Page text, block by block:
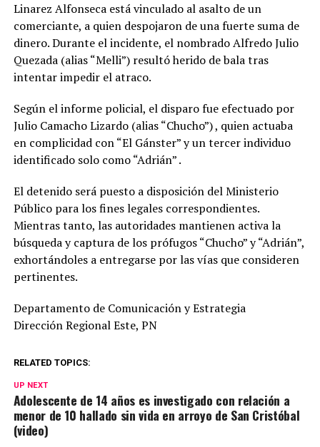
Linarez Alfonseca está vinculado al asalto de un
comerciante, a quien despojaron de una fuerte suma de
dinero. Durante el incidente, el nombrado Alfredo Julio
Quezada (alias “Melli”) resultó herido de bala tras
intentar impedir el atraco.
Según el informe policial, el disparo fue efectuado por
Julio Camacho Lizardo (alias “Chucho”) , quien actuaba
en complicidad con “El Gánster” y un tercer individuo
identificado solo como “Adrián” .
El detenido será puesto a disposición del Ministerio
Público para los fines legales correspondientes.
Mientras tanto, las autoridades mantienen activa la
búsqueda y captura de los prófugos “Chucho” y “Adrián”,
exhortándoles a entregarse por las vías que consideren
pertinentes.
Departamento de Comunicación y Estrategia
Dirección Regional Este, PN
RELATED TOPICS:
UP NEXT
Adolescente de 14 años es investigado con relación a
menor de 10 hallado sin vida en arroyo de San Cristóbal
(video)